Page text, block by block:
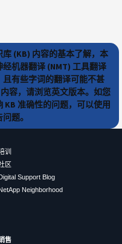
(KB) 内容的基本了解，本
机器翻译 (NMT) 工具翻译
有些字词的翻译可能不甚
容，请浏览英文版本。如您
KB 准确性的问题，可以使用
题。
训
区
Support Blog
Neighborhood
售